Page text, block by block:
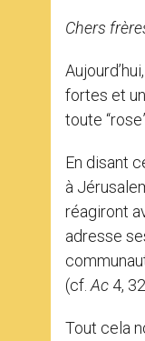
Chers
fortes et
toute
En disant
à
réagiront
adresse
(cf. Ac 4,
Tout cela